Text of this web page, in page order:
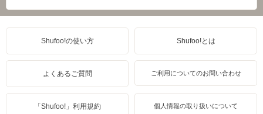
Shufoo!の使い方 Shufoo!とは
よくあるご質問 ご利用についてのお問い合わせ
「Shufoo!」利用規約 個人情報の取り扱いについて